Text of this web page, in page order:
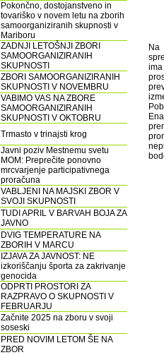
Pokončno, dostojanstveno in
tovariško v novem letu na zborih
samoorganiziranih skupnosti v
Mariboru
ZADNJI LETOŠNJI ZBORI
SAMOORGANIZIRANIH
SKUPNOSTI
ZBORI SAMOORGANIZIRANIH
SKUPNOSTI V NOVEMBRU
VABIMO VAS NA ZBORE
SAMOORGANIZIRANIH
SKUPNOSTI V OKTOBRU
Trmasto v trinajsti krog
Javni poziv Mestnemu svetu
MOM: Preprečite ponovno
mrcvarjenje participativnega
proračuna
VABLJENI NA MAJSKI ZBOR V
SVOJI SKUPNOSTI
TUDI APRIL V BARVAH BOJA ZA
JAVNO
DVIG TEMPERATURE NA
ZBORIH V MARCU
IZJAVA ZA JAVNOST: NE
izkoriščanju športa za zakrivanje
genocida
ODPRTI PROSTORI ZA
RAZPRAVO O SKUPNOSTI V
FEBRUARJU
Začnite 2025 na zboru v svoji
soseski
PRED NOVIM LETOM ŠE NA
ZBOR
Na